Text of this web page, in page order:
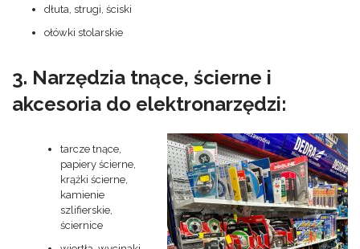
dłuta, strugi, ściski
ołówki stolarskie
3. Narzędzia tnące, ścierne i
akcesoria do elektronarzędzi:
tarcze tnące,
papiery ścierne,
krążki ścierne,
kamienie
szlifierskie,
ściernice